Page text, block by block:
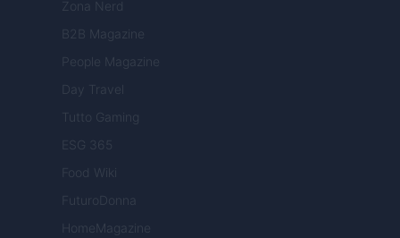
Zona Nerd
B2B Magazine
People Magazine
Day Travel
Tutto Gaming
ESG 365
Food Wiki
FuturoDonna
HomeMagazine